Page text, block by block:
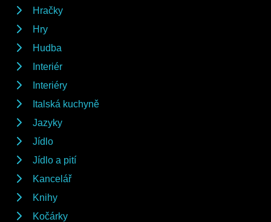
Hračky
Hry
Hudba
Interiér
Interiéry
Italská kuchyně
Jazyky
Jídlo
Jídlo a pití
Kancelář
Knihy
Kočárky